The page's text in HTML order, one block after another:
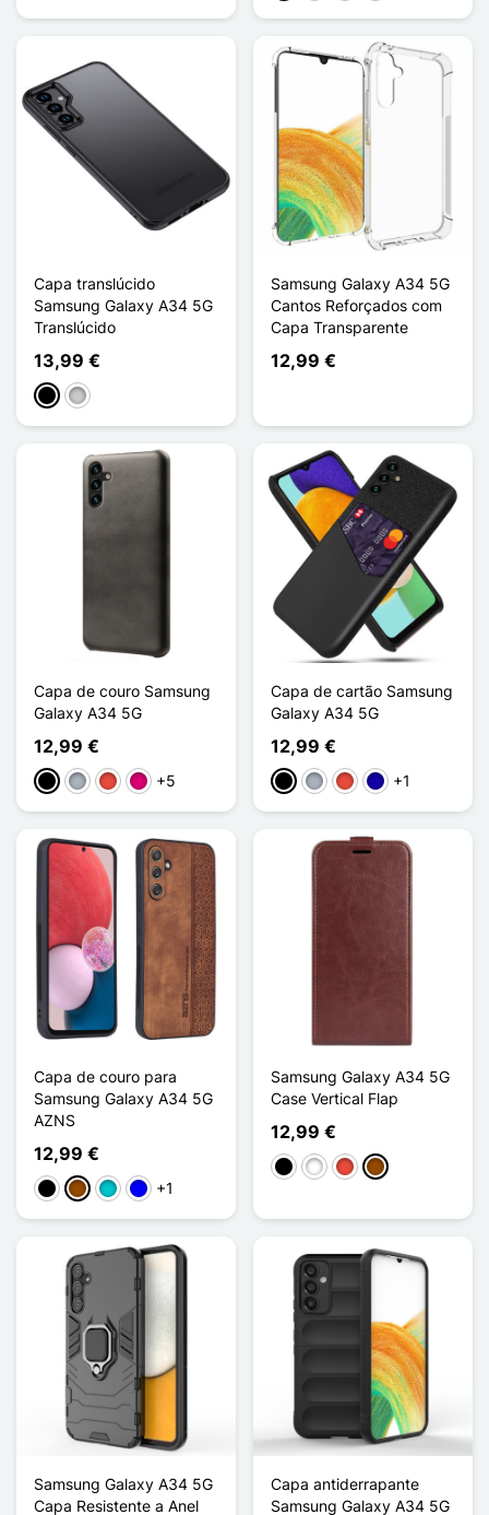
Capa translúcido
Samsung Galaxy A34 5G
Translúcido
13,99 €
PretoTransparente
Samsung Galaxy A34 5G
Cantos Reforçados com
Capa Transparente
12,99 €
Capa de couro Samsung
Galaxy A34 5G
12,99 €
PretoCinzentoVermelho
Magenta
+5
Capa de cartão Samsung
Galaxy A34 5G
12,99 €
PretoCinzentoVermelhoAzul Escuro
+1
Capa de couro para
Samsung Galaxy A34 5G
AZNS
12,99 €
PretoCastanho
Turquesa
Azul+1
Samsung Galaxy A34 5G
Case Vertical Flap
12,99 €
PretoBrancoVermelhoCastanho
Samsung Galaxy A34 5G
Capa Resistente a Anel
Capa antiderrapante
Samsung Galaxy A34 5G